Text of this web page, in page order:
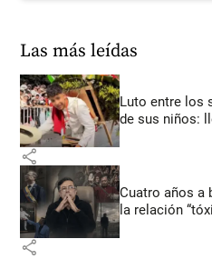
Las más leídas
Luto entre los
de sus niños:
share
Cuatro años a
la relación
share